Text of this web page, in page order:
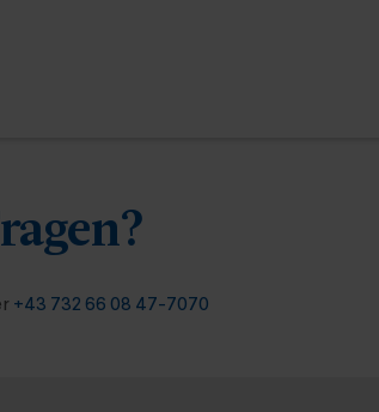
+43 732 66 08 47-7070